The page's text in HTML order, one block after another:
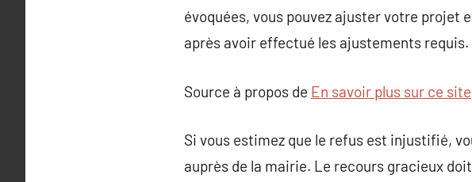
évoquées, vous pouvez ajuster votre projet
après avoir effectué les ajustements requis.
Source à propos de En savoir plus sur ce site
Si vous estimez que le refus est injustifié,
auprès de la mairie. Le recours gracieux